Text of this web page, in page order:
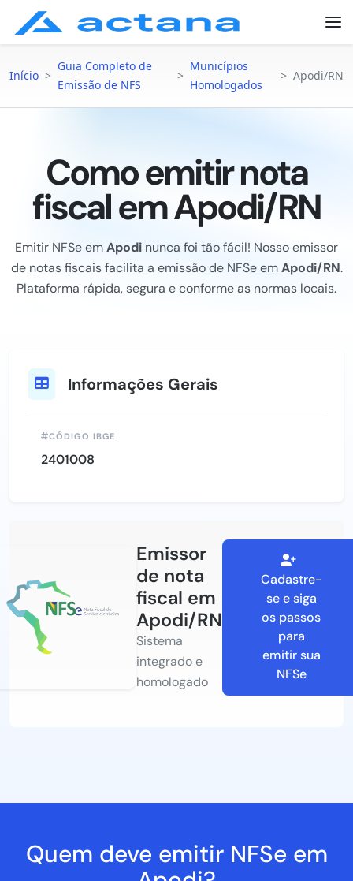
Início >
Guia Completo de
Emissão de NFS
>
Municípios
Homologados
> Apodi/RN
Como emitir nota
fiscal em Apodi/RN
Emitir NFSe emApodi nunca foi tão fácil! Nosso emissor
de notas fiscais facilita a emissão de NFSe emApodi/RN.
Plataforma rápida, segura e conforme as normas locais.
Informações Gerais
CÓDIGO IBGE
2401008
Emissor
de nota
fiscal em
Apodi/RN
Sistema
integrado e
homologado
Cadastre-
se e siga
os passos
para
emitir sua
NFSe
Quem deve emitir NFSe em